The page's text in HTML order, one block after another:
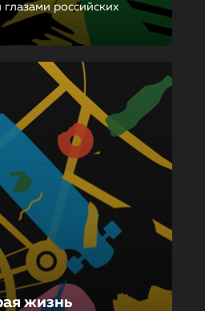
российских
жизнь